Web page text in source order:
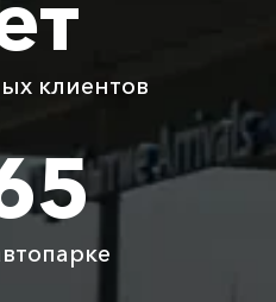
4690 ₽
2000 ₽ 3000 ₽
1990 ₽ 2985 ₽
клиентов